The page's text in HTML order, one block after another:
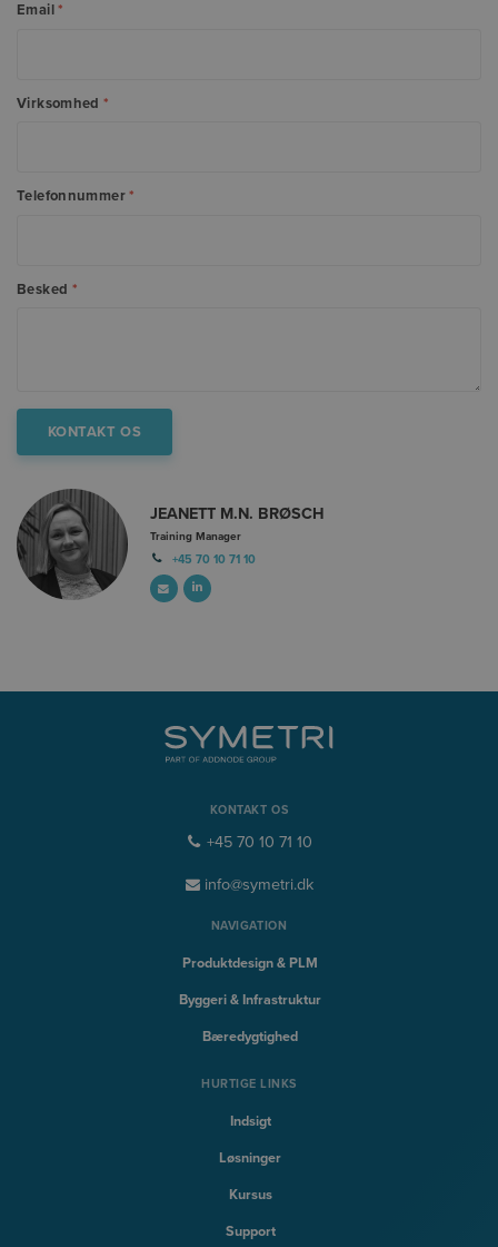
Email*
Virksomhed*
Telefonnummer*
Besked *
JEANETT M.N. BRØSCH
Training Manager
+45 70 10 71 10
KONTAKT OS
+45 70 10 71 10
info@symetri.dk
NAVIGATION
Produktdesign & PLM
Byggeri & Infrastruktur
Bæredygtighed
HURTIGE LINKS
Indsigt
Løsninger
Kursus
Support